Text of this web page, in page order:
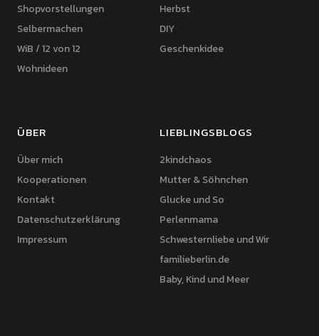
Shopvorstellungen
Selbermachen
WiB / 12 von 12
Wohnideen
Herbst
DIY
Geschenkidee
ÜBER
Über mich
Kooperationen
Kontakt
Datenschutzerklärung
Impressum
LIEBLINGSBLOGS
2kindchaos
Mutter & Söhnchen
Glucke und So
Perlenmama
Schwesternliebe und Wir
familieberlin.de
Baby, Kind und Meer